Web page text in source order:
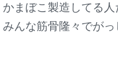
かまぼこ製造してる人
みんな筋骨隆々でが